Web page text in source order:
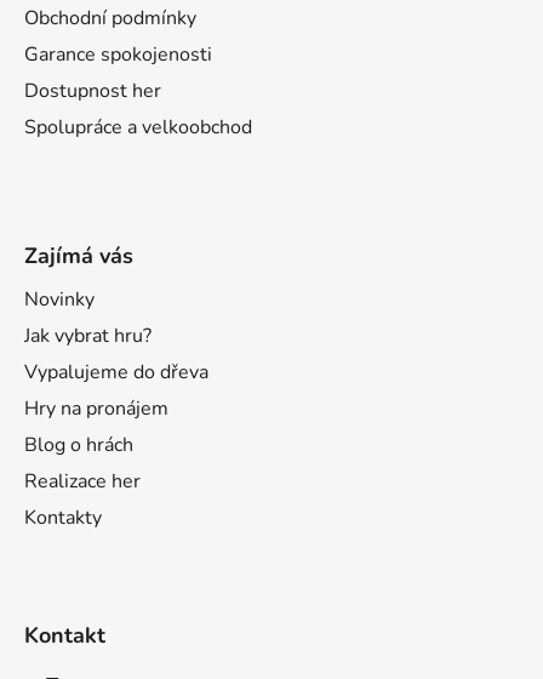
Obchodní podmínky
Garance spokojenosti
Dostupnost her
Spolupráce a velkoobchod
Zajímá vás
Novinky
Jak vybrat hru?
Vypalujeme do dřeva
Hry na pronájem
Blog o hrách
Realizace her
Kontakty
Kontakt